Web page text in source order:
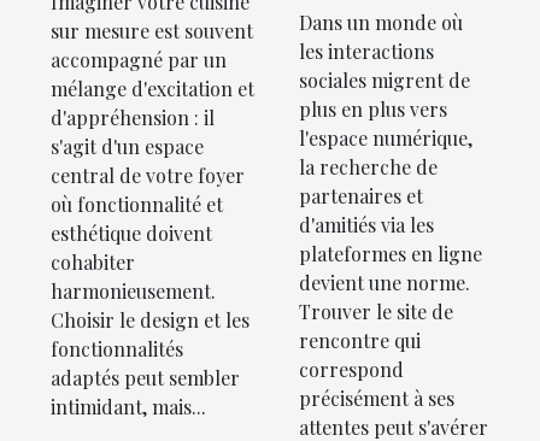
pour votre
cuisine sur
mesure
sur mesure est souvent
accompagné par un
mélange d'excitation et
d'appréhension : il
s'agit d'un espace
central de votre foyer
où fonctionnalité et
esthétique doivent
cohabiter
harmonieusement.
Choisir le design et les
fonctionnalités
adaptés peut sembler
intimidant, mais...
attentes ?
Dans un monde où
les interactions
sociales migrent de
plus en plus vers
l'espace numérique,
la recherche de
partenaires et
d'amitiés via les
plateformes en ligne
devient une norme.
Trouver le site de
rencontre qui
correspond
précisément à ses
attentes peut s'avérer